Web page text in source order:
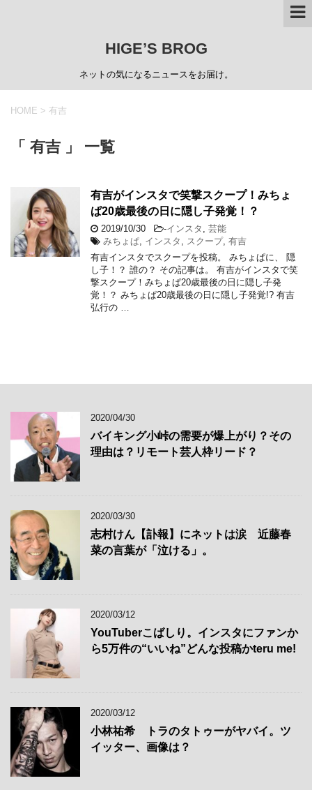
HIGE’S BROG
ネットの気になるニュースをお届け。
HOME > 有吉
「 有吉 」 一覧
有吉がインスタで笑撃スクープ！みちょ
ぱ20歳最後の日に隠し子発覚！？
2019/10/30 -インスタ
芸能
みちょぱ インスタ スクープ, 有吉
有吉インスタでスクープを投稿。 みちょぱに、 隠
し子！？ 誰の？ その記事は。 有吉がインスタで笑
撃スクープ！みちょぱ20歳最後の日に隠し子発
覚！？ みちょぱ20歳最後の日に隠し子発覚!? 有吉
弘行の …
2020/04/30
バイキング小峠の需要が爆上がり？その
理由は？リモート芸人枠リード？
2020/03/30
志村けん【訃報】にネットは涙 近藤春
菜の言葉が「泣ける」。
2020/03/12
YouTuberこばしり。インスタにファンか
ら5万件の“いいね”どんな投稿かteru me!
2020/03/12
小林祐希 トラのタトゥーがヤバイ。ツ
イッター、画像は？